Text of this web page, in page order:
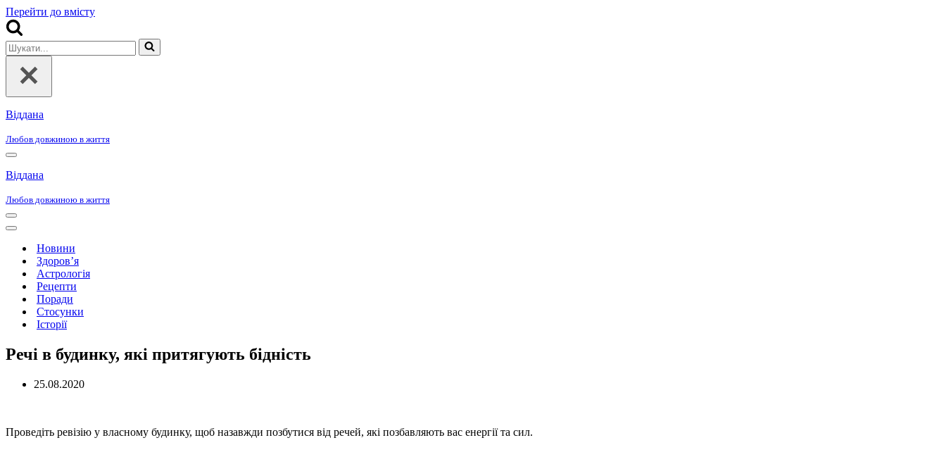
Перейти до вмісту
Шукати...
Віддана
Любов довжиною в життя
Меню
навігації
Віддана
Любов довжиною в життя
Меню
навігації
Меню
навігаціїНовини
Здоров’я
Астрологія
Рецепти
Поради
Стосунки
Історії
Речі в будинку, які притягують бідність
25.08.2020
Проведіть ревізію у власному будинку, щоб назавжди позбутися від речей, які позбавляють вас енергії та сил.